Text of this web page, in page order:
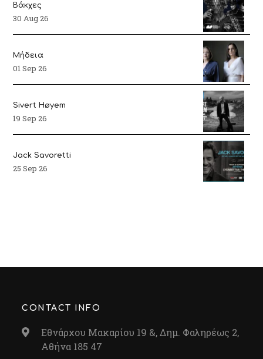
Βάκχες
30 Aug 26
Μήδεια
01 Sep 26
Sivert Høyem
19 Sep 26
Jack Savoretti
25 Sep 26
CONTACT INFO
Εθνάρχου Μακαρίου 19 &, Δημ. Φαληρέως 2,
Αθήνα 185 47